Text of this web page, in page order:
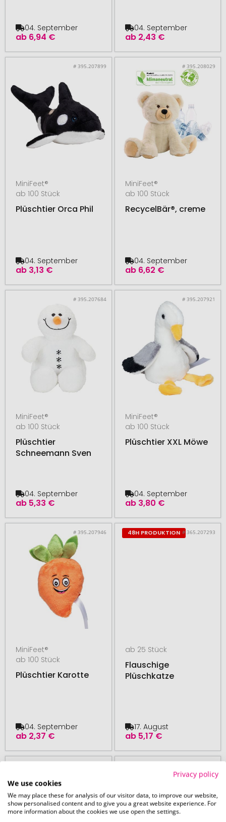
ab 6,94 €
04. September
ab 2,43 €
04. September
# 395.207899
MiniFeet®
ab 100 Stück
Plüschtier Orca Phil
ab 3,13 €
04. September
# 395.208029
MiniFeet®
ab 100 Stück
RecycelBär®, creme
ab 6,62 €
04. September
# 395.207684
MiniFeet®
ab 100 Stück
Plüschtier
Schneemann Sven
ab 5,33 €
04. September
# 395.207921
MiniFeet®
ab 100 Stück
Plüschtier XXL Möwe
ab 3,80 €
04. September
# 395.207946
MiniFeet®
ab 100 Stück
Plüschtier Karotte
ab 2,37 €
04. September
48H PRODUKTION # 365.207293
ab 25 Stück
Flauschige
Plüschkatze
ab 5,17 €
17. August
Privacy policy
We use cookies
We may place these for analysis of our visitor data, to improve our website,
show personalised content and to give you a great website experience. For
more information about the cookies we use open the settings.